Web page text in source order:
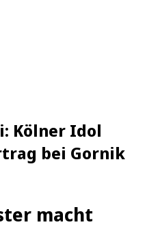
Kölner Idol
bei Gornik
macht